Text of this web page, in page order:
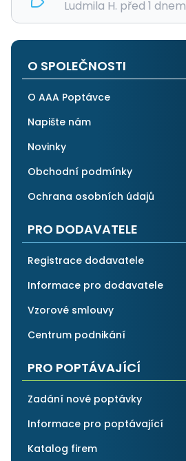
Ludmila H. před 1 dnem
O SPOLEČNOSTI
O AAA Poptávce
Napište nám
Novinky
Obchodní podmínky
Ochrana osobních údajů
PRO DODAVATELE
Registrace dodavatele
Informace pro dodavatele
Vzorové smlouvy
Centrum podnikání
PRO POPTÁVAJÍCÍ
Zadání nové poptávky
Informace pro poptávající
Katalog firem